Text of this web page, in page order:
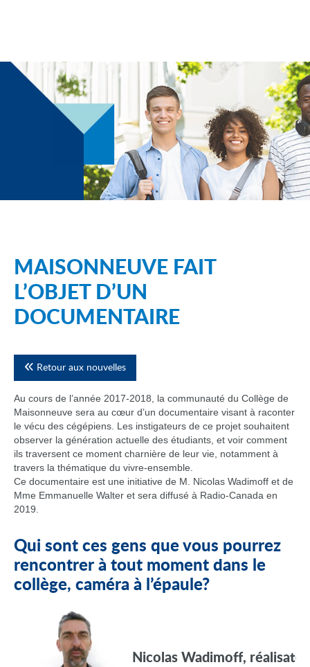
MAISONNEUVE FAIT
L’OBJET D’UN
DOCUMENTAIRE
Retour aux nouvelles
Au cours de l’année 2017-2018, la communauté du Collège de
Maisonneuve sera au cœur d’un documentaire visant à raconter
le vécu des cégépiens. Les instigateurs de ce projet souhaitent
observer la génération actuelle des étudiants, et voir comment
ils traversent ce moment charnière de leur vie, notamment à
travers la thématique du vivre-ensemble.
Ce documentaire est une initiative de M. Nicolas Wadimoff et de
Mme Emmanuelle Walter et sera diffusé à Radio-Canada en
2019.
Qui sont ces gens que vous pourrez
rencontrer à tout moment dans le
collège, caméra à l’épaule?
Nicolas Wadimoff,